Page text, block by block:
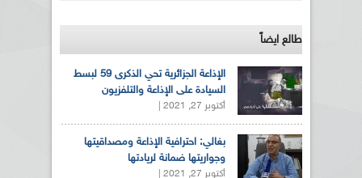
طالع ايضاً
الإذاعة الجزائرية تحي الذكرى 59 لبسط
السيادة على الإذاعة والتلفزيون
أكتوبر 27, 2021 |
بغالي: احترافية الإذاعة ومصداقيتها
وجواريتها ضمانة لريادتها
أكتوبر 27, 2021 |